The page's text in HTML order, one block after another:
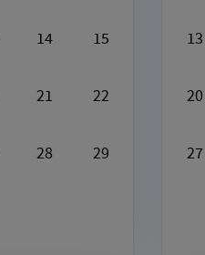
14 15
21 22
28 29
13
20
27